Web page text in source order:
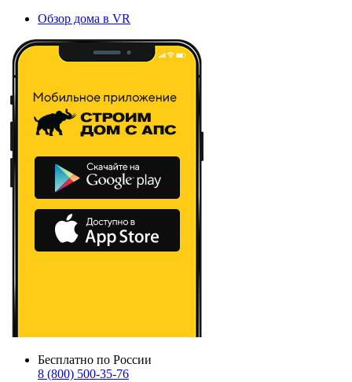
Обзор дома в VR
Бесплатно по России
8 (800) 500-35-76